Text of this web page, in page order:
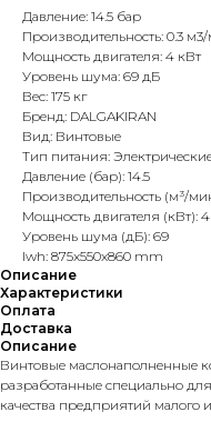
Давление: 14.5 бар
Производительность: 0.3
Мощность двигателя: 4 кВт
Уровень шума: 69 дБ
Вес: 175 кг
Бренд: DALGAKIRAN
Вид: Винтовые
Тип питания:
Давление (бар): 14.5
Производительность (м³/
Мощность двигателя (кВт): 4
Уровень шума (дБ): 69
lwh: 875x550x860 mm
Описание
Характеристики
Оплата
Доставка
Описание
Винтовые маслонаполненные
разработанные специально
качества предприятий малого